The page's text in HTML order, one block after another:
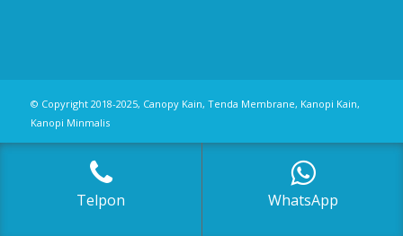
© Copyright 2018-2025, Canopy Kain, Tenda Membrane, Kanopi Kain,
Kanopi Minmalis
Telpon WhatsApp